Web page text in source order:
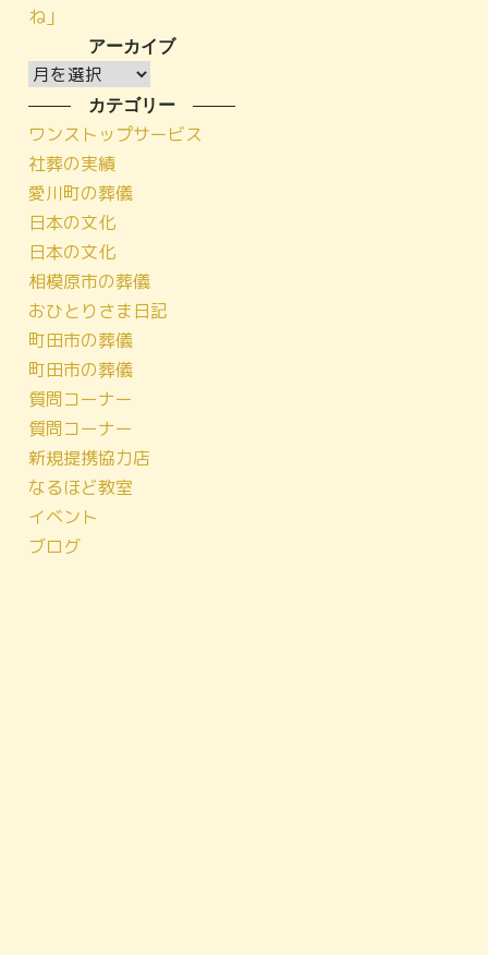
ね」
アーカイブ
ア
ー
カ
イ
ブ
カテゴリー
ワンストップサービス
社葬の実績
愛川町の葬儀
日本の文化
日本の文化
相模原市の葬儀
おひとりさま日記
町田市の葬儀
町田市の葬儀
質問コーナー
質問コーナー
新規提携協力店
なるほど教室
イベント
ブログ